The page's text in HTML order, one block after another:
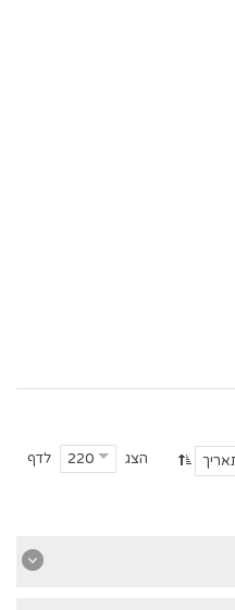
הצג 220 לדף